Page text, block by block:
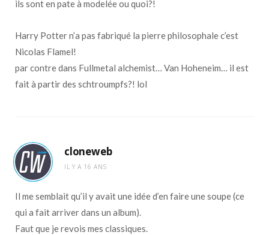
ils sont en pate à modelée ou quoi?!
Harry Potter n’a pas fabriqué la pierre philosophale c’est
Nicolas Flamel!
par contre dans Fullmetal alchemist… Van Hoheneim… il est
fait à partir des schtroumpfs?! lol
cloneweb
IL Y A 16 ANS
Il me semblait qu’il y avait une idée d’en faire une soupe (ce
qui a fait arriver dans un album).
Faut que je revois mes classiques.